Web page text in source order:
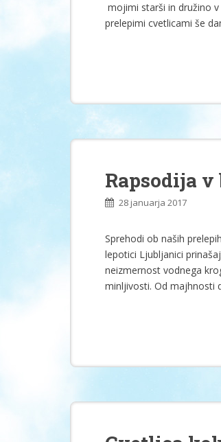
mojimi starši in družino
prelepimi cvetlicami še
Rapsodija v
28 januarja 2017
Sprehodi ob naših
lepotici Ljubljanici
neizmernost vodnega
minljivosti. Od majhnosti